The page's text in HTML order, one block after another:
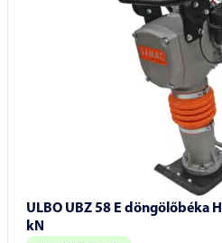
ULBO UBZ 58 E döngölőbéka
kN